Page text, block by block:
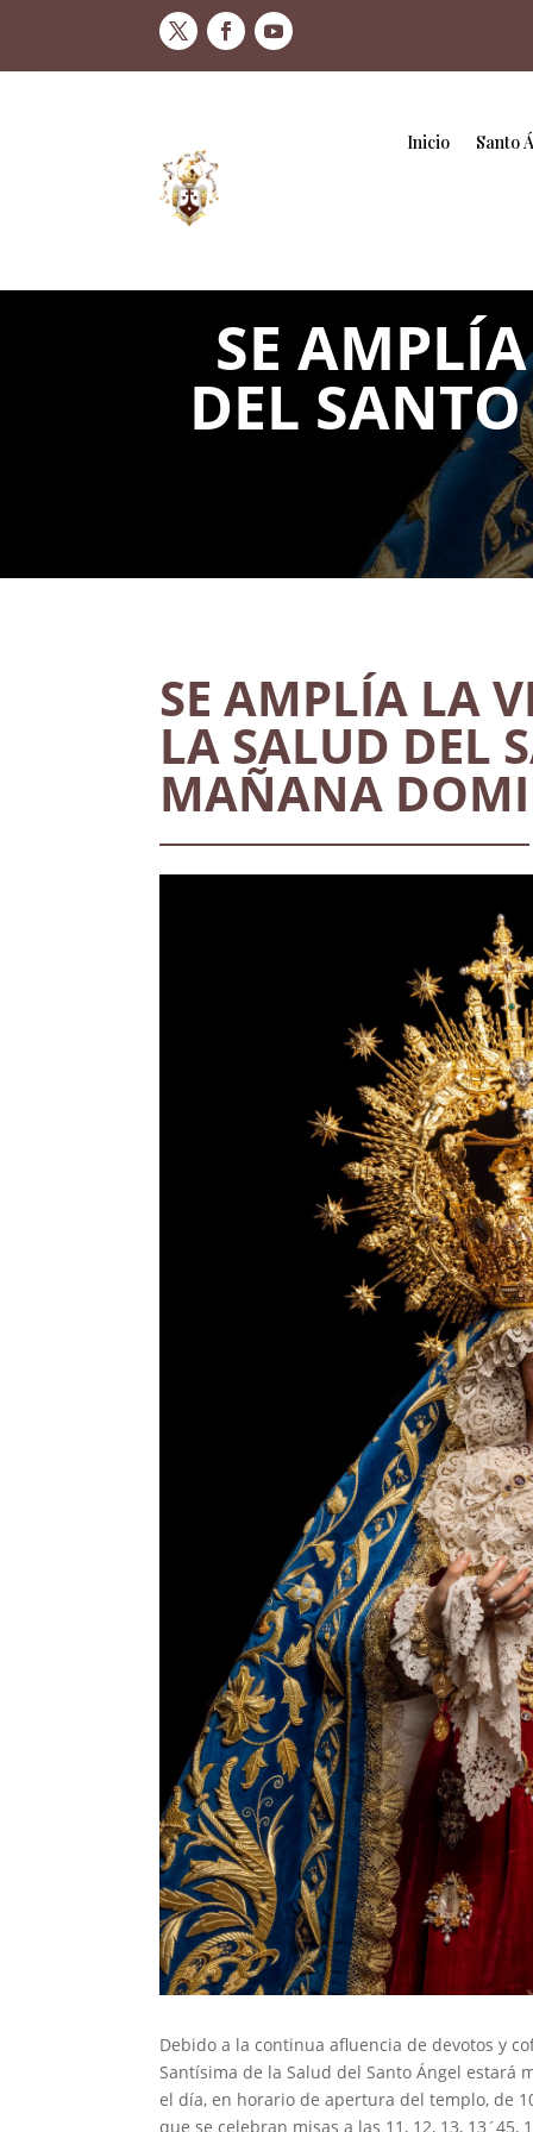
Inicio Santo
SE
DEL
SE AMPLÍA LA
LA SALUD DEL
MAÑANA
Debido a la continua afluencia de devotos y
Santísima de la Salud del Santo Ángel estará
el día, en horario de apertura del templo, de
que se celebran misas a las 11, 12, 13, 13´45,